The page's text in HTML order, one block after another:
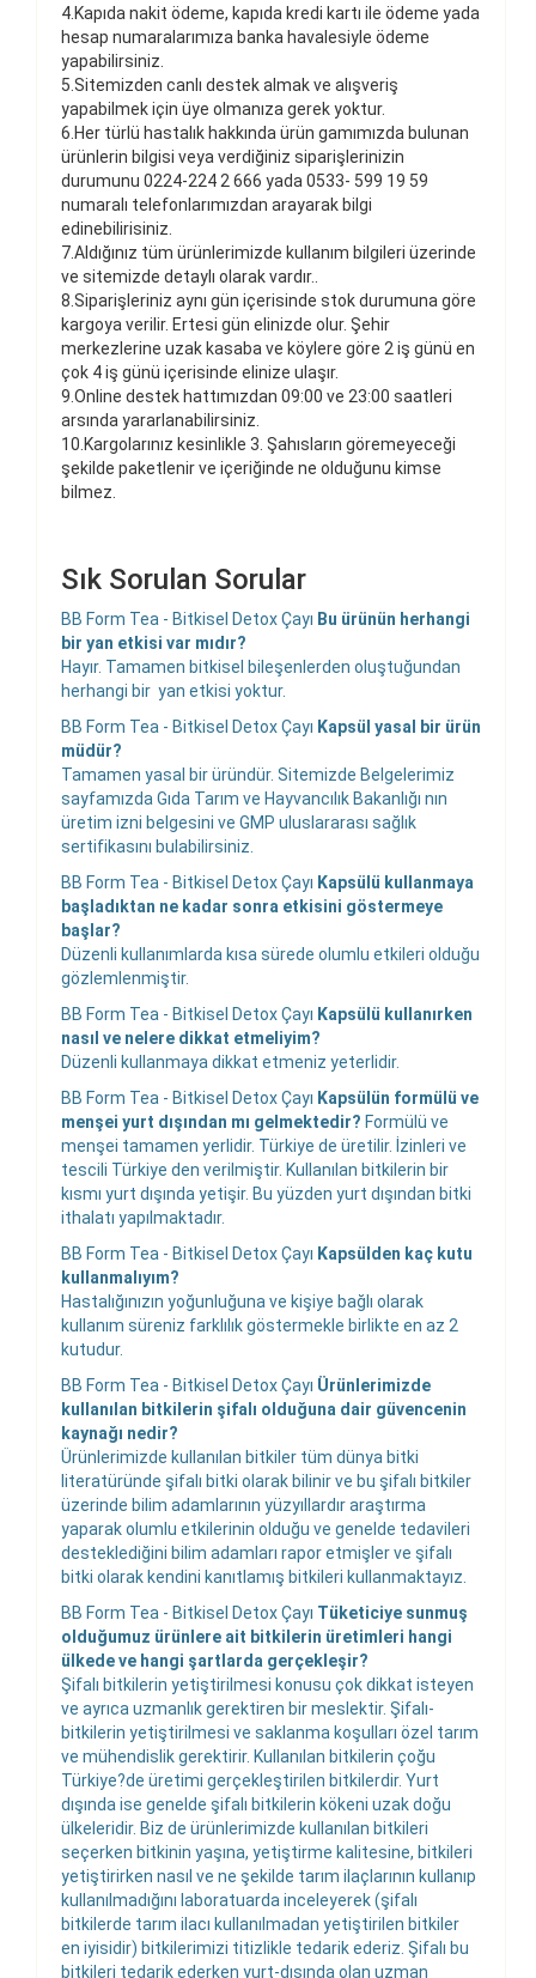
4.Kapıda nakit ödeme, kapıda kredi kartı ile ödeme yada
hesap numaralarımıza banka havalesiyle ödeme
yapabilirsiniz.
5.Sitemizden canlı destek almak ve alışveriş
yapabilmek için üye olmanıza gerek yoktur.
6.Her türlü hastalık hakkında ürün gamımızda bulunan
ürünlerin bilgisi veya verdiğiniz siparişlerinizin
durumunu 0224-224 2 666 yada 0533- 599 19 59
numaralı telefonlarımızdan arayarak bilgi
edinebilirisiniz.
7.Aldığınız tüm ürünlerimizde kullanım bilgileri üzerinde
ve sitemizde detaylı olarak vardır..
8.Siparişleriniz aynı gün içerisinde stok durumuna göre
kargoya verilir. Ertesi gün elinizde olur. Şehir
merkezlerine uzak kasaba ve köylere göre 2 iş günü en
çok 4 iş günü içerisinde elinize ulaşır.
9.Online destek hattımızdan 09:00 ve 23:00 saatleri
arsında yararlanabilirsiniz.
10.Kargolarınız kesinlikle 3. Şahısların göremeyeceği
şekilde paketlenir ve içeriğinde ne olduğunu kimse
bilmez.
Sık Sorulan Sorular
BB Form Tea - Bitkisel Detox Çayı Bu ürünün herhangi
bir yan etkisi var mıdır?
Hayır. Tamamen bitkisel bileşenlerden oluştuğundan
herhangi bir yan etkisi yoktur.
BB Form Tea - Bitkisel Detox Çayı Kapsül yasal bir ürün
müdür?
Tamamen yasal bir üründür. Sitemizde Belgelerimiz
sayfamızda Gıda Tarım ve Hayvancılık Bakanlığı nın
üretim izni belgesini ve GMP uluslararası sağlık
sertifikasını bulabilirsiniz.
BB Form Tea - Bitkisel Detox Çayı Kapsülü kullanmaya
başladıktan ne kadar sonra etkisini göstermeye
başlar?
Düzenli kullanımlarda kısa sürede olumlu etkileri olduğu
gözlemlenmiştir.
BB Form Tea - Bitkisel Detox Çayı Kapsülü kullanırken
nasıl ve nelere dikkat etmeliyim?
Düzenli kullanmaya dikkat etmeniz yeterlidir.
BB Form Tea - Bitkisel Detox Çayı Kapsülün formülü ve
menşei yurt dışından mı gelmektedir? Formülü ve
menşei tamamen yerlidir. Türkiye de üretilir. İzinleri ve
tescili Türkiye den verilmiştir. Kullanılan bitkilerin bir
kısmı yurt dışında yetişir. Bu yüzden yurt dışından bitki
ithalatı yapılmaktadır.
BB Form Tea - Bitkisel Detox Çayı Kapsülden kaç kutu
kullanmalıyım?
Hastalığınızın yoğunluğuna ve kişiye bağlı olarak
kullanım süreniz farklılık göstermekle birlikte en az 2
kutudur.
BB Form Tea - Bitkisel Detox Çayı Ürünlerimizde
kullanılan bitkilerin şifalı olduğuna dair güvencenin
kaynağı nedir?
Ürünlerimizde kullanılan bitkiler tüm dünya bitki
literatüründe şifalı bitki olarak bilinir ve bu şifalı bitkiler
üzerinde bilim adamlarının yüzyıllardır araştırma
yaparak olumlu etkilerinin olduğu ve genelde tedavileri
desteklediğini bilim adamları rapor etmişler ve şifalı
bitki olarak kendini kanıtlamış bitkileri kullanmaktayız.
BB Form Tea - Bitkisel Detox Çayı Tüketiciye sunmuş
olduğumuz ürünlere ait bitkilerin üretimleri hangi
ülkede ve hangi şartlarda gerçekleşir?
Şifalı bitkilerin yetiştirilmesi konusu çok dikkat isteyen
ve ayrıca uzmanlık gerektiren bir meslektir. Şifalı-
bitkilerin yetiştirilmesi ve saklanma koşulları özel tarım
ve mühendislik gerektirir. Kullanılan bitkilerin çoğu
Türkiye?de üretimi gerçekleştirilen bitkilerdir. Yurt
dışında ise genelde şifalı bitkilerin kökeni uzak doğu
ülkeleridir. Biz de ürünlerimizde kullanılan bitkileri
seçerken bitkinin yaşına, yetiştirme kalitesine, bitkileri
yetiştirirken nasıl ve ne şekilde tarım ilaçlarının kullanıp
kullanılmadığını laboratuarda inceleyerek (şifalı
bitkilerde tarım ilacı kullanılmadan yetiştirilen bitkiler
en iyisidir) bitkilerimizi titizlikle tedarik ederiz. Şifalı bu
bitkileri tedarik ederken yurt-dışında olan uzman